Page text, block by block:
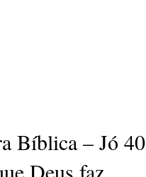
Bíblica – Jó 40
Deus faz